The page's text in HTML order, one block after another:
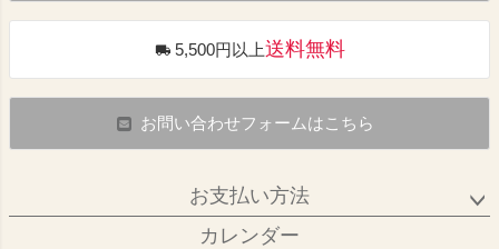
5,500円以上送料無料
お問い合わせフォームはこちら
お支払い方法
カレンダー